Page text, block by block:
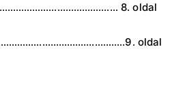
8. oldal
oldal